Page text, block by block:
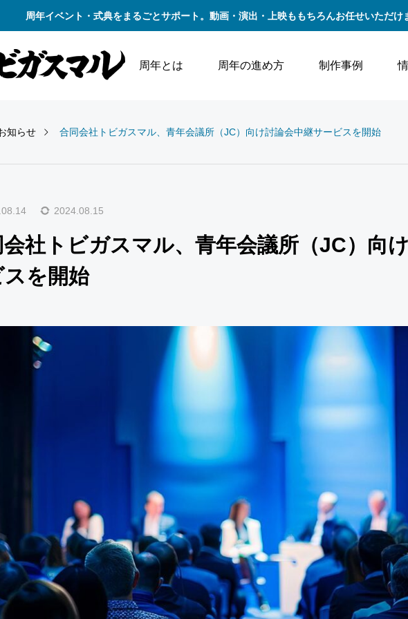
周年イベント・式典をまるごとサポート。動画・演出・上映ももちろんお任せいただけ
周年とは 周年の進め方 制作事例
知らせ 合同会社トビガスマル、青年会議所（JC）向け討論会中継サービスを開始
2024.08.15
社トビガスマル、青年会議所（JC）向
スを開始